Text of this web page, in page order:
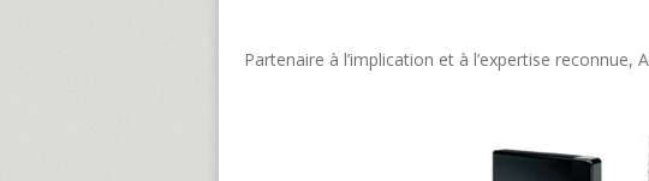
Partenaire à l’implication et à l’expertise